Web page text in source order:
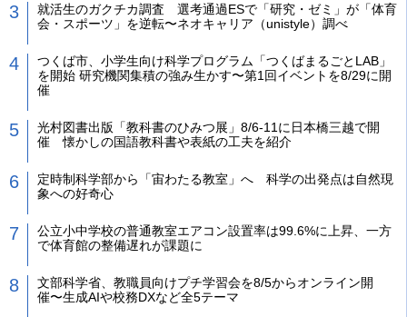
就活生のガクチカ調査 選考通過ESで「研究・ゼミ」が「体育
会・スポーツ」を逆転〜ネオキャリア（unistyle）調べ
つくば市、小学生向け科学プログラム「つくばまるごとLAB」
を開始 研究機関集積の強み生かす〜第1回イベントを8/29に開
催
光村図書出版「教科書のひみつ展」8/6-11に日本橋三越で開
催 懐かしの国語教科書や表紙の工夫を紹介
定時制科学部から「宙わたる教室」へ 科学の出発点は自然現
象への好奇心
公立小中学校の普通教室エアコン設置率は99.6%に上昇、一方
で体育館の整備遅れが課題に
文部科学省、教職員向けプチ学習会を8/5からオンライン開
催〜生成AIや校務DXなど全5テーマ